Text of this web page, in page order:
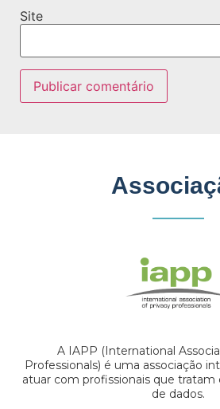
Site
A IAPP (International
Professionals) é uma associação
atuar com profissionais que tratam
de dados.